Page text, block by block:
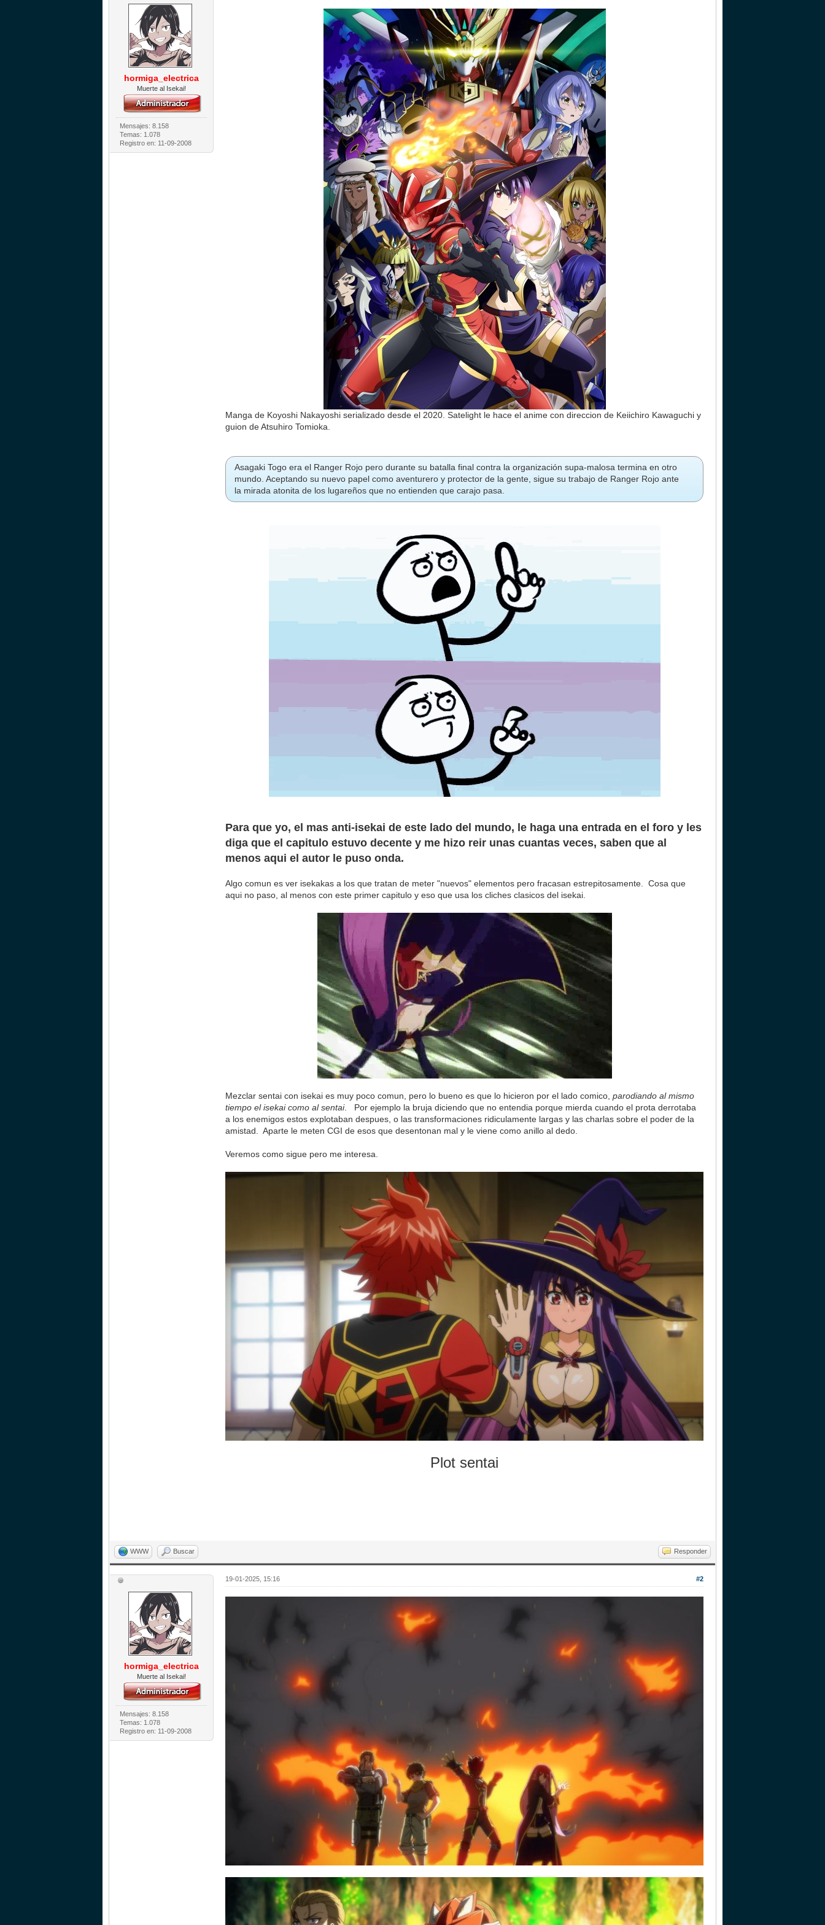
hormiga_electrica
Muerte al Isekai!
Mensajes: 8.158
Temas: 1.078
Registro en: 11-09-2008
Manga de Koyoshi Nakayoshi serializado desde el 2020. Satelight le hace el anime con direccion de Keiichiro Kawaguchi y
guion de Atsuhiro Tomioka.
Asagaki Togo era el Ranger Rojo pero durante su batalla final contra la organización supa-malosa termina en otro
mundo. Aceptando su nuevo papel como aventurero y protector de la gente, sigue su trabajo de Ranger Rojo ante
la mirada atonita de los lugareños que no entienden que carajo pasa.
Para que yo, el mas anti-isekai de este lado del mundo, le haga una entrada en el foro y les
diga que el capitulo estuvo decente y me hizo reir unas cuantas veces, saben que al
menos aqui el autor le puso onda.
Algo comun es ver isekakas a los que tratan de meter "nuevos" elementos pero fracasan estrepitosamente. Cosa que
aqui no paso, al menos con este primer capitulo y eso que usa los cliches clasicos del isekai.
Mezclar sentai con isekai es muy poco comun, pero lo bueno es que lo hicieron por el lado comico,parodiando al mismo
tiempo el isekai como al sentai. Por ejemplo la bruja diciendo que no entendia porque mierda cuando el prota derrotaba
a los enemigos estos explotaban despues, o las transformaciones ridiculamente largas y las charlas sobre el poder de la
amistad. Aparte le meten CGI de esos que desentonan mal y le viene como anillo al dedo.
Veremos como sigue pero me interesa.
Plot sentai
WWW Buscar Responder
hormiga_electrica
Muerte al Isekai!
Mensajes: 8.158
Temas: 1.078
Registro en: 11-09-2008
#2
19-01-2025, 15:16